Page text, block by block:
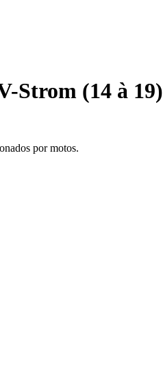
Strom (14 à 19)
por motos.